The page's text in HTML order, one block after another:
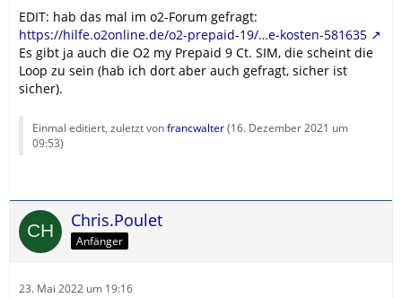
EDIT: hab das mal im o2-Forum gefragt:
https://hilfe.o2online.de/o2-prepaid-19/…e-kosten-581635
Es gibt ja auch die O2 my Prepaid 9 Ct. SIM, die scheint die
Loop zu sein (hab ich dort aber auch gefragt, sicher ist
sicher).
Einmal editiert, zuletzt vonfrancwalter(16. Dezember 2021 um
09:53)
Chris.Poulet
Anfänger
23. Mai 2022 um 19:16